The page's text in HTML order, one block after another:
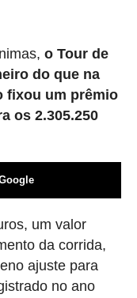
o Tour de
do que na
fixou um prêmio
os 2.305.250
um valor
da corrida,
ajuste para
no ano